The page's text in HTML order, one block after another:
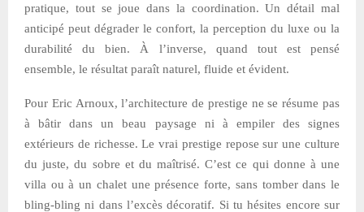
pratique, tout se joue dans la coordination. Un détail mal
anticipé peut dégrader le confort, la perception du luxe ou la
durabilité du bien. À l’inverse, quand tout est pensé
ensemble, le résultat paraît naturel, fluide et évident.
Pour Eric Arnoux, l’architecture de prestige ne se résume pas
à bâtir dans un beau paysage ni à empiler des signes
extérieurs de richesse. Le vrai prestige repose sur une culture
du juste, du sobre et du maîtrisé. C’est ce qui donne à une
villa ou à un chalet une présence forte, sans tomber dans le
bling-bling ni dans l’excès décoratif. Si tu hésites encore sur